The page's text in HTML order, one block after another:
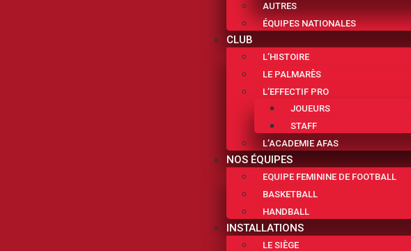
AUTRES
ÉQUIPES NATIONALES
CLUB
L’HISTOIRE
LE PALMARÈS
L’EFFECTIF PRO
JOUEURS
STAFF
L’ACADEMIE AFAS
NOS ÉQUIPES
EQUIPE FEMININE DE FOOTBALL
BASKETBALL
HANDBALL
INSTALLATIONS
LE SIÈGE